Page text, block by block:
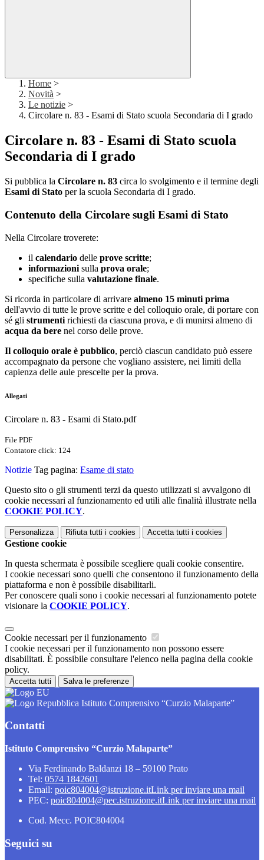
Home >
Novità >
Le notizie >
Circolare n. 83 - Esami di Stato scuola Secondaria di I grado
Circolare n. 83 - Esami di Stato scuola
Secondaria di I grado
Si pubblica la Circolare n. 83 circa lo svolgimento e il termine degli
Esami di Stato per la scuola Secondaria di I grado.
Contenuto della Circolare sugli Esami di Stato
Nella Circolare troverete:
il calendario delle prove scritte;
informazioni sulla prova orale;
specifiche sulla valutazione finale.
Si ricorda in particolare di arrivare almeno 15 minuti prima
dell'avvio di tutte le prove scritte e del colloquio orale, di portare con
sé gli strumenti richiesti da ciascuna prova, e di munirsi almeno di
acqua da bere nel corso delle prove.
Il colloquio orale è pubblico, perciò ciascun candidato può essere
accompagnato da persone che vogliano assistere, nei limiti della
capienza delle aule prescelte per la prova.
Allegati
Circolare n. 83 - Esami di Stato.pdf
File PDF
Contatore click: 124
Notizie Tag pagina: Esame di stato
Questo sito o gli strumenti terzi da questo utilizzati si avvalgono di
cookie necessari al funzionamento ed utili alle finalità illustrate nella
COOKIE POLICY.
Personalizza Rifiuta tutti i cookies Accetta tutti i cookies
Gestione cookie
In questa schermata è possibile scegliere quali cookie consentire.
I cookie necessari sono quelli che consentono il funzionamento della
piattaforma e non è possibile disabilitarli.
Per conoscere quali sono i cookie necessari al funzionamento potete
visionare la COOKIE POLICY.
Cookie necessari per il funzionamento
I cookie necessari per il funzionamento non possono essere
disabilitati. È possibile consultare l'elenco nella pagina della cookie
policy.
Accetta tutti Salva le preferenze
Istituto Comprensivo “Curzio Malaparte”
Contatti
Istituto Comprensivo “Curzio Malaparte”
Via Ferdinando Baldanzi 18 – 59100 Prato
Tel: 0574 1842601
Email: poic804004@istruzione.itLink per inviare una mail
PEC: poic804004@pec.istruzione.itLink per inviare una mail
Cod. Mecc. POIC804004
Seguici su